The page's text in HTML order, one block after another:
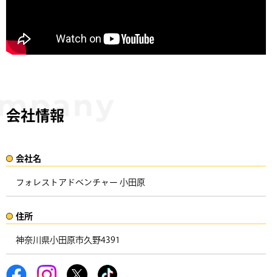
会社情報
会社名​
フォレストアドベンチャー 小田原
住所​​
神奈川県小田原市久野4391 ​